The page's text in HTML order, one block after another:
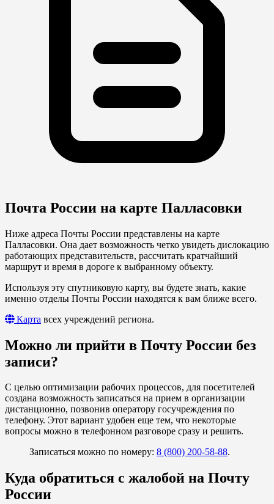
Почта России на карте Палласовки
Ниже адреса Почты России представлены на карте
Палласовки. Она дает возможность четко увидеть дислокацию
работающих представительств, рассчитать кратчайший
маршрут и время в дороге к выбранному объекту.
Используя эту спутниковую карту, вы будете знать, какие
именно отделы Почты России находятся к вам ближе всего.
Карта всех учреждений региона.
Можно ли прийти в Почту России без
записи?
С целью оптимизации рабочих процессов, для посетителей
создана возможность записаться на прием в организации
дистанционно, позвонив оператору госучреждения по
телефону. Этот вариант удобен еще тем, что некоторые
вопросы можно в телефонном разговоре сразу и решить.
Записаться можно по номеру: 8 (800) 200-58-88.
Куда обратиться с жалобой на Почту
России